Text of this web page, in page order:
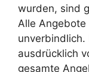
wurden, sind
Alle
unverbindlich.
ausdrücklich
gesamte